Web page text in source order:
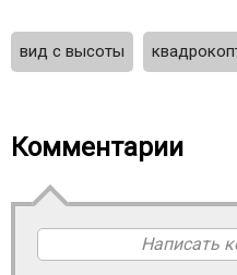
вид с высоты
Комментарии
Написать